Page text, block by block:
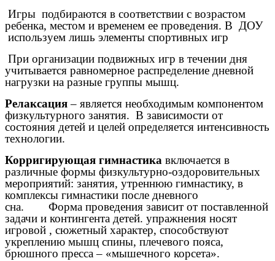
Игры подбираются в соответствии с возрастом
ребенка, местом и временем ее проведения. В ДОУ
используем лишь элементы спортивных игр
При организации подвижных игр в течении дня
учитывается равномерное распределение дневной
нагрузки на разные группы мышц.
Релаксация– является необходимым компонентом
физкультурного занятия. В зависимости от
состояния детей и целей определяется интенсивность
технологии.
Корригирующая гимнастика включается в
различные формы физкультурно-оздоровительных
мероприятий: занятия, утреннюю гимнастику, в
комплексы гимнастики после дневного
сна. Форма проведения зависит от поставленной
задачи и контингента детей. упражнения носят
игровой , сюжетный характер, способствуют
укреплению мышц спины, плечевого пояса,
брюшного пресса – «мышечного корсета».